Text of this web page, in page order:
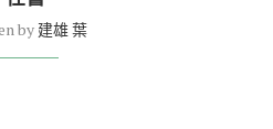
by 建雄 葉